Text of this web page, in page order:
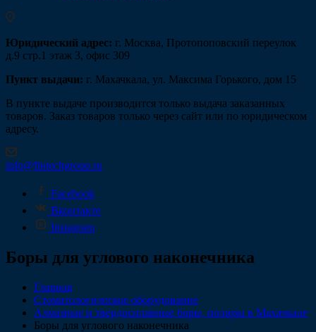
Юридический адрес: г. Москва, Протопоповский переулок
д.9 стр.1 этаж 3, офис 309
Пункт выдачи: г. Махачкала, ул. Максима Горького, дом 15
В пункте выдаче производится только выдача заказанных
товаров. Заказ товаров только через сайт или по юридическом
адресу.
info@fintechgroup.ru
Facebook
Вконтакте
Instagram
Боры для углового наконечника
Главная
Стоматологическое оборудование
Алмазные и твердосплавные боры, полиры в Махачкале
Боры для углового наконечника